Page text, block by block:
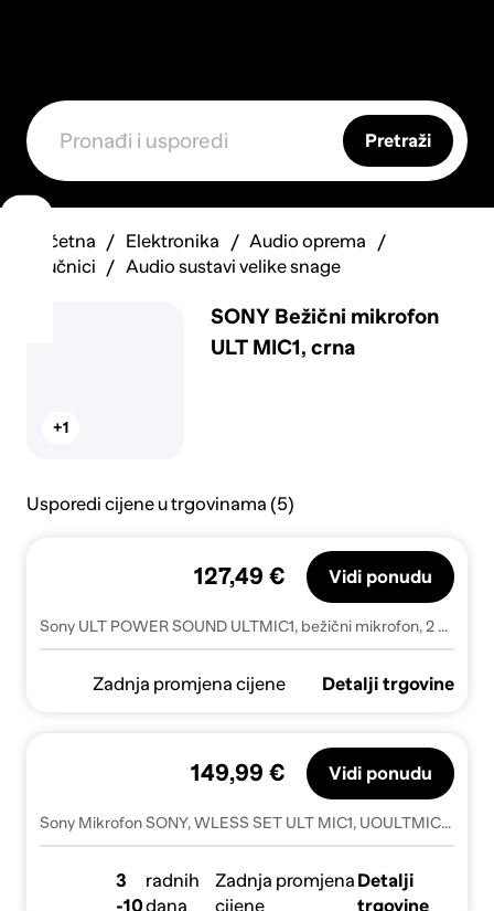
Pretraži
Početna Elektronika
Audio oprema
Zvučnici
Audio sustavi velike snage
+1
SONY Bežični mikrofon
ULT MIC1, crna
Usporedi cijene u trgovinama (5)
Sony ULT POWER SOUND ULTMIC1, bežični mikrofon, 2 kom (UOULTMIC1.CE7)
127,49 € Vidi ponudu
Zadnja promjena cijene Detalji trgovine
Sony Mikrofon SONY, WLESS SET ULT MIC1, UOULTMIC1.CE7, Bežični, Black
149,99 € Vidi ponudu
3
-10
radnih
dana
Zadnja promjena
cijene
Detalji
trgovine